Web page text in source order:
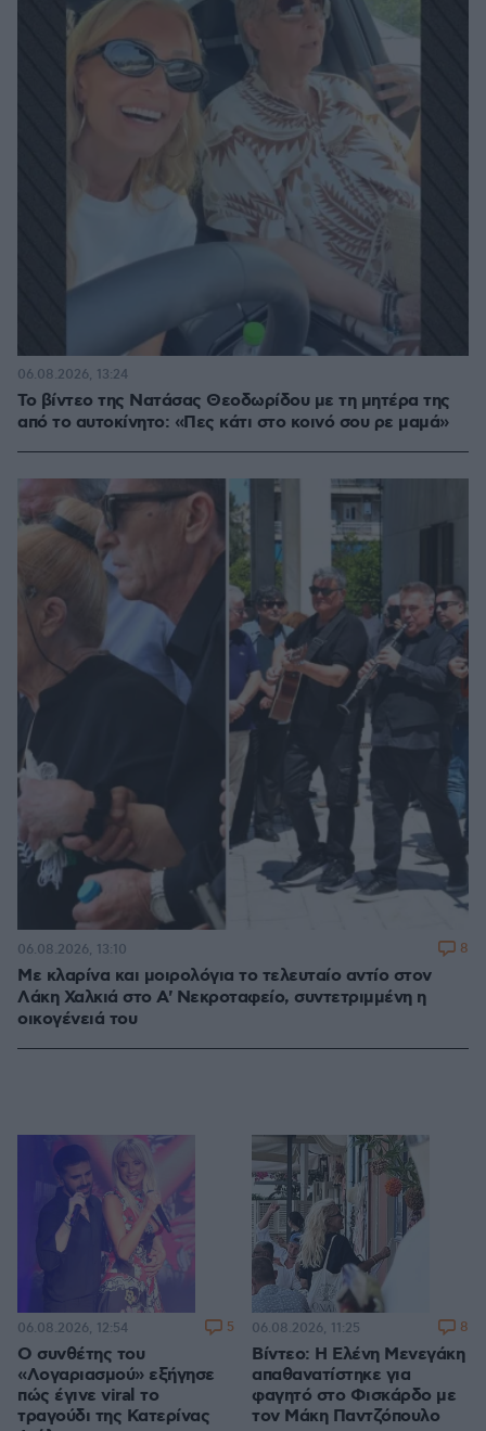
Το βίντεο της Νατάσας Θεοδωρίδου με τη μητέρα της
από το αυτοκίνητο: «Πες κάτι στο κοινό σου ρε μαμά»
06.08.2026, 13:24
Με κλαρίνα και μοιρολόγια το τελευταίο αντίο στον
Λάκη Χαλκιά στο A' Νεκροταφείο, συντετριμμένη η
οικογένειά του
06.08.2026, 13:10 8
Ο συνθέτης του
«Λογαριασμού» εξήγησε
πώς έγινε viral το
τραγούδι της Κατερίνας
06.08.2026, 12:54 5
Βίντεο: Η Ελένη Μενεγάκη
απαθανατίστηκε για
φαγητό στο Φισκάρδο με
τον Μάκη Παντζόπουλο
06.08.2026, 11:25 8